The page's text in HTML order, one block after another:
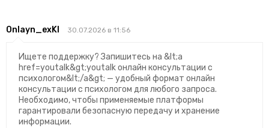
Onlayn_exKl 30.07.2026 в 11:56
Ищете поддержку? Запишитесь на &lt;a
href=youtalk&gt;youtalk онлайн консультации с
психологом&lt;/a&gt; — удобный формат онлайн
консультации с психологом для любого запроса.
Необходимо, чтобы применяемые платформы
гарантировали безопасную передачу и хранение
информации.